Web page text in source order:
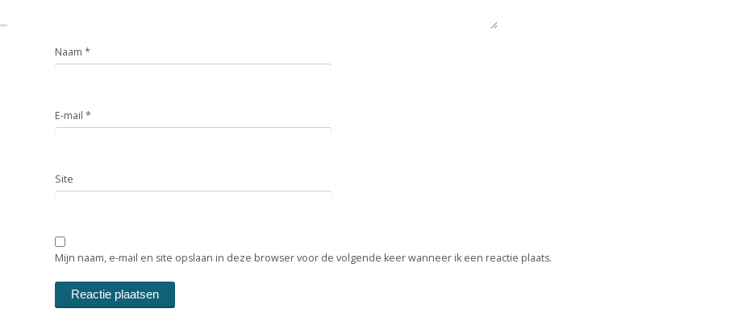
Naam *
E-mail *
Site
Mijn naam, e-mail en site opslaan in deze browser voor de volgende keer wanneer ik een reactie plaats.